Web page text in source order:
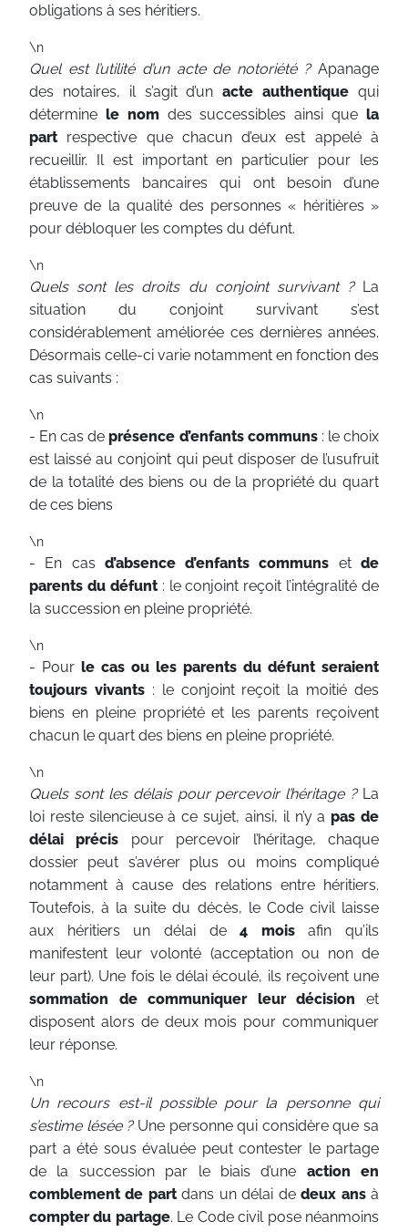
obligations à ses héritiers.
\n
Quel est l’utilité d’un acte de notoriété ? Apanage
des notaires, il s’agit d’unacte authentiquequi
détermine le nom des successibles ainsi quela
partrespective que chacun d’eux est appelé à
recueillir. Il est important en particulier pour les
établissements bancaires qui ont besoin d’une
preuve de la qualité des personnes « héritières »
pour débloquer les comptes du défunt.
\n
Quels sont les droits du conjoint survivant ?La
situation du conjoint survivant s’est
considérablement améliorée ces dernières années.
Désormais celle-ci varie notamment en fonction des
cas suivants :
\n
- En cas deprésence d’enfants communs: le choix
est laissé au conjoint qui peut disposer de l’usufruit
de la totalité des biens ou de la propriété du quart
de ces biens
\n
- En cas d’absence d’enfants communs etde
parents du défunt: le conjoint reçoit l’intégralité de
la succession en pleine propriété.
\n
- Pour le cas ou les parents du défunt seraient
toujours vivants: le conjoint reçoit la moitié des
biens en pleine propriété et les parents reçoivent
chacun le quart des biens en pleine propriété.
\n
Quels sont les délais pour percevoir l’héritage ? La
loi reste silencieuse à ce sujet, ainsi, il n’y a pas de
délai
précis pour percevoir l’héritage, chaque
dossier peut s’avérer plus ou moins compliqué
notamment à cause des relations entre héritiers.
Toutefois, à la suite du décès, le Code civil laisse
aux héritiers un délai de4 moisafin qu’ils
manifestent leur volonté (acceptation ou non de
leur part). Une fois le délai écoulé, ils reçoivent une
sommation de communiquer leur décision et
disposent alors de deux mois pour communiquer
leur réponse.
\n
Un recours est-il possible pour la personne qui
s’estime lésée ? Une personne qui considère que sa
part a été sous évaluée peut contester le partage
de la succession par le biais d’une action en
comblement de partdans un délai dedeux ansà
compter du partage. Le Code civil pose néanmoins